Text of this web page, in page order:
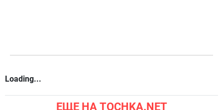
Loading...
ЕЩЕ НА TOCHKA.NET